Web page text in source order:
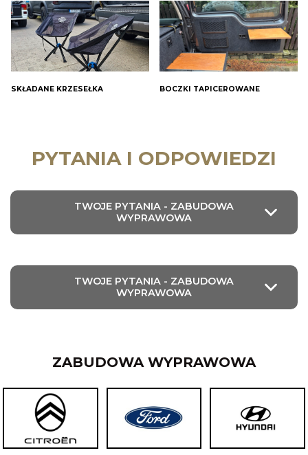
SKŁADANE KRZESEŁKA BOCZKI TAPICEROWANE
PYTANIA I ODPOWIEDZI
TWOJE PYTANIA - ZABUDOWA
WYPRAWOWA
TWOJE PYTANIA - ZABUDOWA
WYPRAWOWA
ZABUDOWA WYPRAWOWA